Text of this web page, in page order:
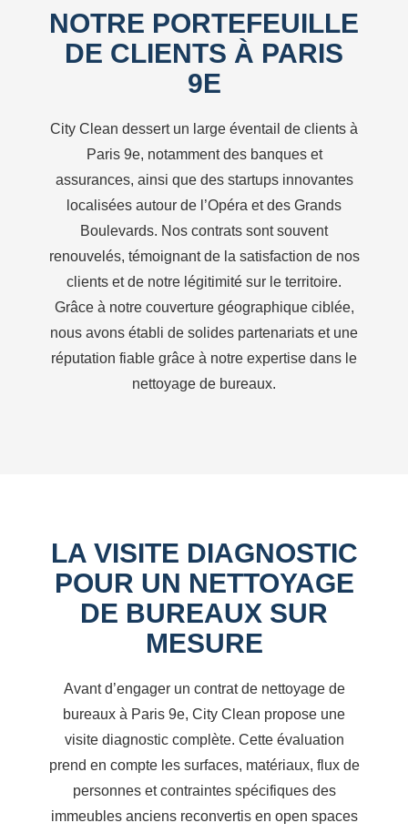
NOTRE PORTEFEUILLE
DE CLIENTS À PARIS
9E
City Clean dessert un large éventail de clients à
Paris 9e, notamment des banques et
assurances, ainsi que des startups innovantes
localisées autour de l’Opéra et des Grands
Boulevards. Nos contrats sont souvent
renouvelés, témoignant de la satisfaction de nos
clients et de notre légitimité sur le territoire.
Grâce à notre couverture géographique ciblée,
nous avons établi de solides partenariats et une
réputation fiable grâce à notre expertise dans le
nettoyage de bureaux.
LA VISITE DIAGNOSTIC
POUR UN NETTOYAGE
DE BUREAUX SUR
MESURE
Avant d’engager un contrat de nettoyage de
bureaux à Paris 9e, City Clean propose une
visite diagnostic complète. Cette évaluation
prend en compte les surfaces, matériaux, flux de
personnes et contraintes spécifiques des
immeubles anciens reconvertis en open spaces